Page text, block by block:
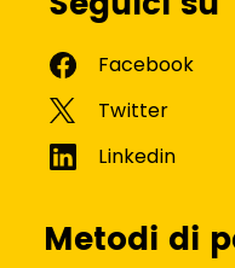
Metodi di